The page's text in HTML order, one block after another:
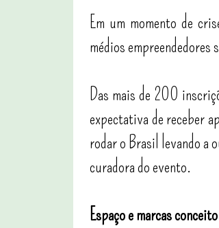
Em um momento de
médios empreendedores
Das mais de 200
expectativa de receber
rodar o Brasil levando a
curadora do evento.
Espaço e marcas conceito